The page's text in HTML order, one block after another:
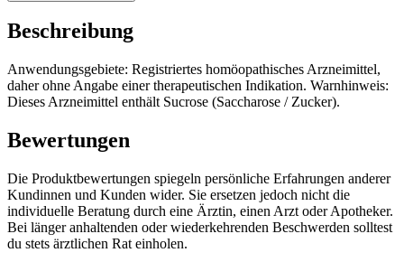
Beschreibung
Anwendungsgebiete: Registriertes homöopathisches Arzneimittel,
daher ohne Angabe einer therapeutischen Indikation. Warnhinweis:
Dieses Arzneimittel enthält Sucrose (Saccharose / Zucker).
Bewertungen
Die Produktbewertungen spiegeln persönliche Erfahrungen anderer
Kundinnen und Kunden wider. Sie ersetzen jedoch nicht die
individuelle Beratung durch eine Ärztin, einen Arzt oder Apotheker.
Bei länger anhaltenden oder wiederkehrenden Beschwerden solltest
du stets ärztlichen Rat einholen.